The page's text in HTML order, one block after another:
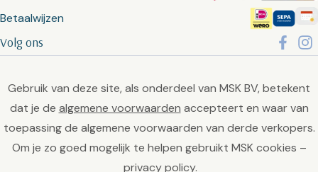
Betaalwijzen
Volg ons
Gebruik van deze site, als onderdeel van MSK BV, betekent
dat je de algemene voorwaarden accepteert en waar van
toepassing de algemene voorwaarden van derde verkopers.
Om je zo goed mogelijk te helpen gebruikt MSK cookies –
privacy policy.